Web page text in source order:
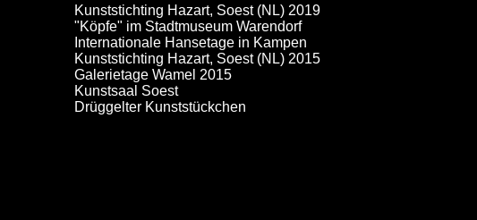
Kunststichting Hazart, Soest (NL) 2019
"Köpfe" im Stadtmuseum Warendorf
Internationale Hansetage in Kampen
Kunststichting Hazart, Soest (NL) 2015
Galerietage Wamel 2015
Kunstsaal Soest
Drüggelter Kunststückchen